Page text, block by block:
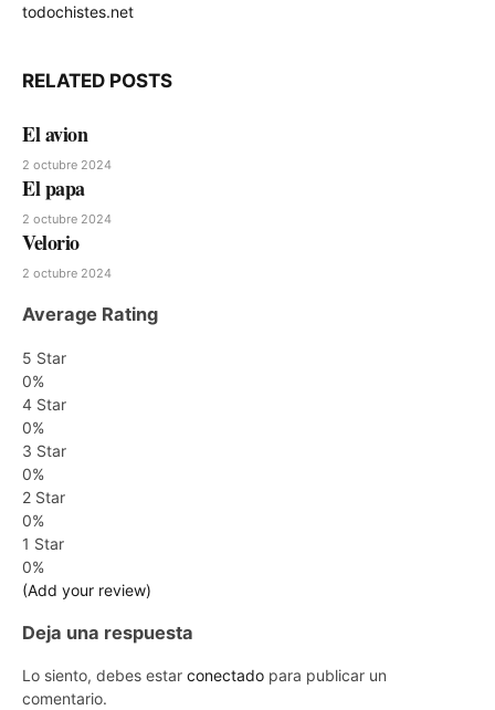
todochistes.net
RELATED POSTS
El avion
2 octubre 2024
El papa
2 octubre 2024
Velorio
2 octubre 2024
Average Rating
5 Star
0%
4 Star
0%
3 Star
0%
2 Star
0%
1 Star
0%
(Add your review)
Deja una respuesta
Lo siento, debes estar conectado para publicar un
comentario.